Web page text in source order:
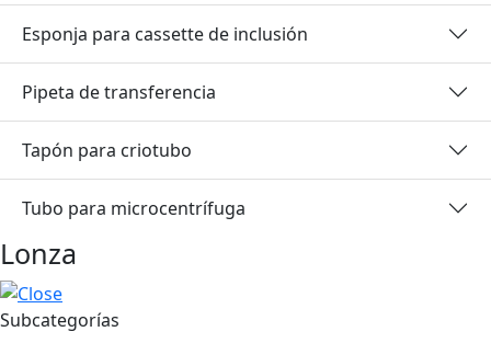
Esponja para cassette de inclusión
Pipeta de transferencia
Tapón para criotubo
Tubo para microcentrífuga
Lonza
Subcategorías